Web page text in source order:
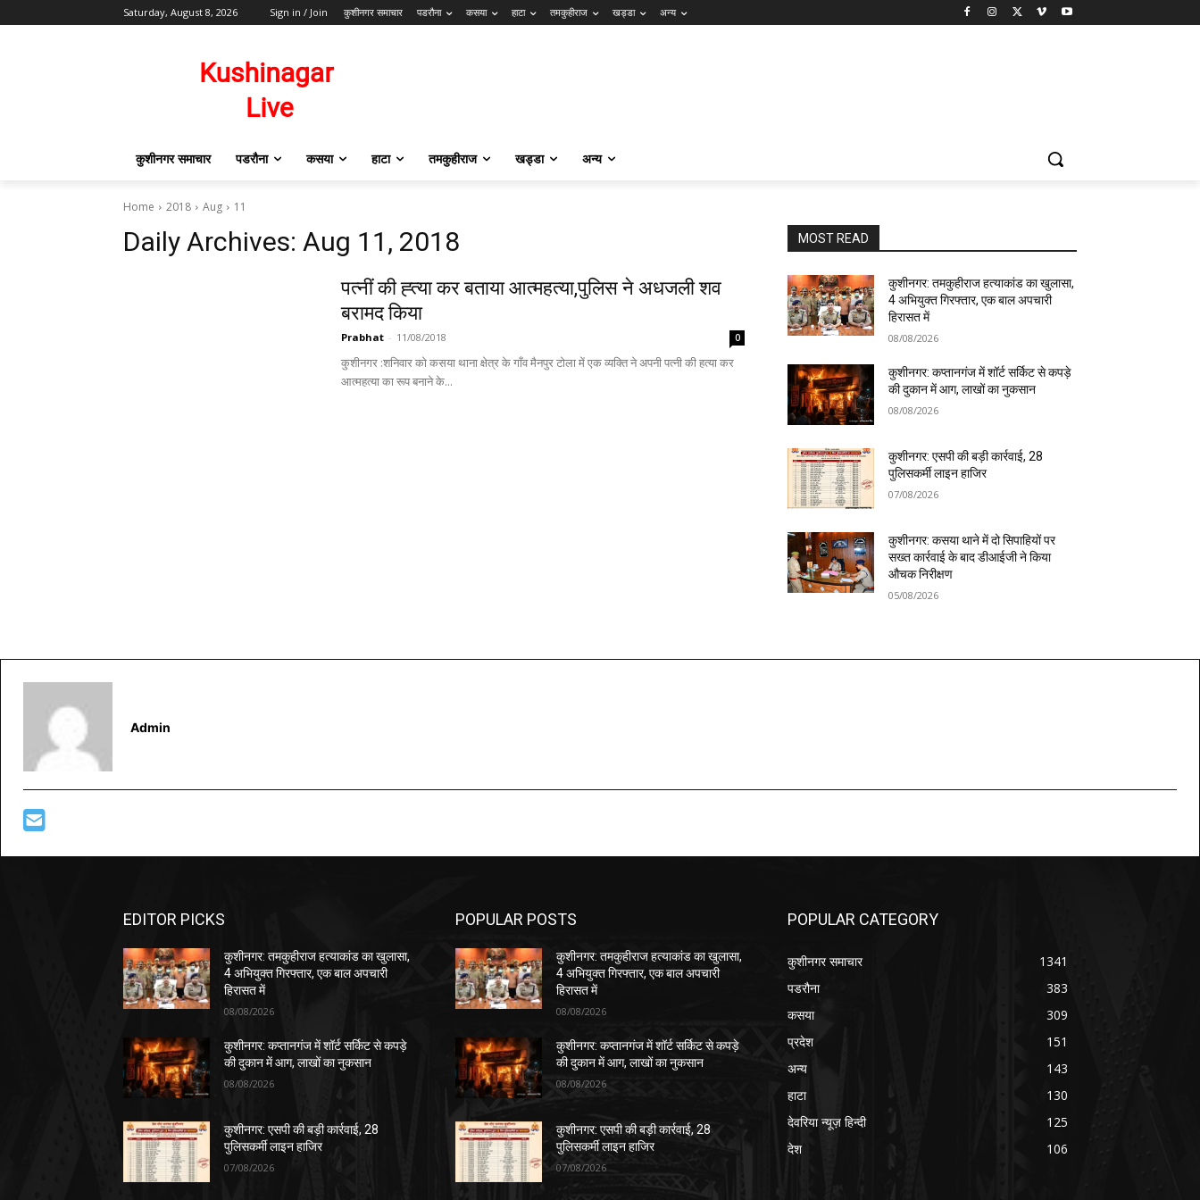
Saturday, August 8, 2026 Sign in / Join कुशीनगर समाचार पडरौना कसया हाटा तमकुहीराज खड्डा अन्य
कुशीनगर समाचार पडरौना कसया हाटा तमकुहीराज खड्डा अन्य
Home 2018 Aug 11
Daily Archives: Aug 11, 2018
पत्नीं की ह्त्या कर बताया आत्महत्या,पुलिस ने अधजली शव
बरामद किया
Prabhat - 11/08/2018 0
कुशीनगर :शनिवार को कसया थाना क्षेत्र के गाँव मैनपुर टोला में एक व्यक्ति ने अपनी पत्नी की हत्या कर
आत्महत्या का रूप बनाने के...
MOST READ
कुशीनगर: तमकुहीराज हत्याकांड का खुलासा,
4 अभियुक्त गिरफ्तार, एक बाल अपचारी
हिरासत में
08/08/2026
कुशीनगर: कप्तानगंज में शॉर्ट सर्किट से कपड़े
की दुकान में आग, लाखों का नुकसान
08/08/2026
कुशीनगर: एसपी की बड़ी कार्रवाई, 28
पुलिसकर्मी लाइन हाजिर
07/08/2026
कुशीनगर: कसया थाने में दो सिपाहियों पर
सख्त कार्रवाई के बाद डीआईजी ने किया
औचक निरीक्षण
05/08/2026
Admin
EDITOR PICKS
कुशीनगर: तमकुहीराज हत्याकांड का खुलासा,
4 अभियुक्त गिरफ्तार, एक बाल अपचारी
हिरासत में
08/08/2026
कुशीनगर: कप्तानगंज में शॉर्ट सर्किट से कपड़े
की दुकान में आग, लाखों का नुकसान
08/08/2026
कुशीनगर: एसपी की बड़ी कार्रवाई, 28
पुलिसकर्मी लाइन हाजिर
07/08/2026
POPULAR POSTS
कुशीनगर: तमकुहीराज हत्याकांड का खुलासा,
4 अभियुक्त गिरफ्तार, एक बाल अपचारी
हिरासत में
08/08/2026
कुशीनगर: कप्तानगंज में शॉर्ट सर्किट से कपड़े
की दुकान में आग, लाखों का नुकसान
08/08/2026
कुशीनगर: एसपी की बड़ी कार्रवाई, 28
पुलिसकर्मी लाइन हाजिर
07/08/2026
POPULAR CATEGORY
कुशीनगर समाचार
1341
पडरौना
383
कसया
309
प्रदेश
151
अन्य
143
हाटा
130
देवरिया न्यूज़ हिन्दी
125
देश
106